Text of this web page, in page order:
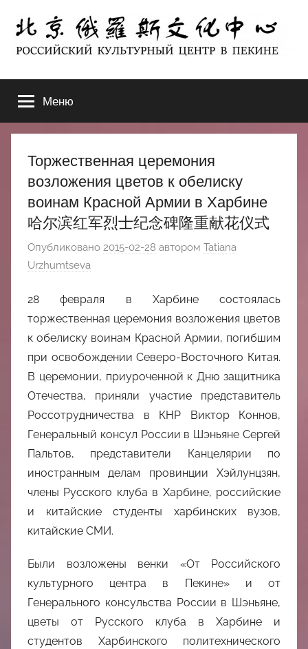
содержимому
北
京
俄
罗
斯
文
中
心
ЦЕНТР
В
ПЕКИНЕ
Меню
Торжественная церемония
возложения цветов к обелиску
воинам Красной Армии в Харбине
哈尔滨红军烈士纪念碑隆重献花仪式
Опубликовано 2015-02-28 автором Tatiana
Urzhumtseva
28 февраля в Харбине состоялась
торжественная церемония возложения цветов
к обелиску воинам Красной Армии, погибшим
при освобождении Северо-Восточного Китая.
В церемонии, приуроченной к Дню защитника
Отечества, приняли участие представитель
Россотрудничества в КНР Виктор Коннов,
Генеральный консул России в Шэньяне Сергей
Пальтов, представители Канцелярии по
иностранным делам провинции Хэйлунцзян,
члены Русского клуба в Харбине, российские
и китайские студенты харбинских вузов,
китайские СМИ.
Были возложены венки «От Российского
культурного центра в Пекине» и от
Генерального консульства России в Шэньяне,
цветы от Русского клуба в Харбине и
студентов Харбинского политехнического